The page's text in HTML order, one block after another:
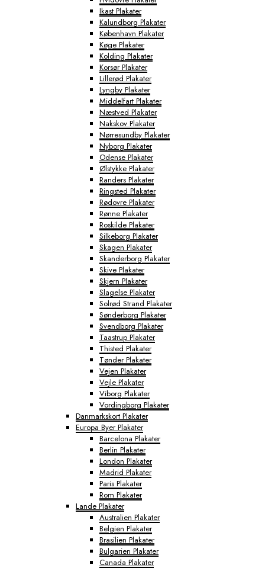
Ikast Plakater
Kalundborg Plakater
København Plakater
Køge Plakater
Kolding Plakater
Korsør Plakater
Lillerød Plakater
Lyngby Plakater
Middelfart Plakater
Næstved Plakater
Nakskov Plakater
Nørresundby Plakater
Nyborg Plakater
Odense Plakater
Ølstykke Plakater
Randers Plakater
Ringsted Plakater
Rødovre Plakater
Rønne Plakater
Roskilde Plakater
Silkeborg Plakater
Skagen Plakater
Skanderborg Plakater
Skive Plakater
Skjern Plakater
Slagelse Plakater
Solrød Strand Plakater
Sønderborg Plakater
Svendborg Plakater
Taastrup Plakater
Thisted Plakater
Tønder Plakater
Vejen Plakater
Vejle Plakater
Viborg Plakater
Vordingborg Plakater
Danmarkskort Plakater
Europa Byer Plakater
Barcelona Plakater
Berlin Plakater
London Plakater
Madrid Plakater
Paris Plakater
Rom Plakater
Lande Plakater
Australien Plakater
Belgien Plakater
Brasilien Plakater
Bulgarien Plakater
Canada Plakater